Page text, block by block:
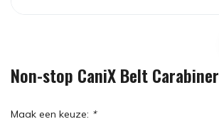
Non-stop CaniX Belt Carabiner
Maak een keuze: *